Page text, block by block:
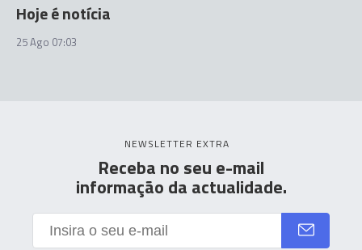
Hoje é notícia
25 Ago 07:03
NEWSLETTER EXTRA
Receba no seu e-mail
informação da actualidade.